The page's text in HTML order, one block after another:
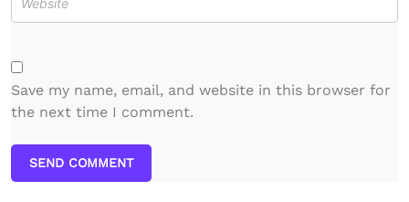
Save my name, email, and website in this browser for
the next time I comment.
SEND COMMENT